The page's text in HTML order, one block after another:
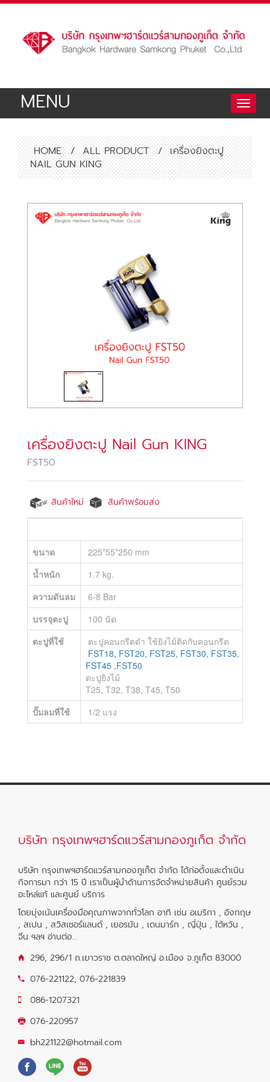
Toggle
MENU
HOME / ALL PRODUCT / เครื่องยิงตะปู
NAIL GUN KING
เครื่องยิงตะปู Nail Gun KING
FST50
สินค้าใหม่ สินค้าพร้อมส่ง
ขนาด
225*55*250 mm
น้ำหนัก
1.7 kg.
ความดันลม
6-8 Bar
บรรจุตะปู
100 นัด
ตะปูที่ใช้
ตะปูคอนกรีตดำ ใช้ยิงไม้ติดกับคอนกรีต
FST18, FST20, FST25, FST30, FST35, FST40,
FST45 ,FST50
ตะปูยิงไม้
T25, T32, T38, T45, T50
ปั๊มลมที่ใช้
1/2 แรง
บริษัท กรุงเทพฯฮาร์ดแวร์สามกองภูเก็ต จำกัด
บริษัท กรุงเทพฯฮาร์ดแวร์สามกองภูเก็ต จำกัด ได้ก่อตั้งและดำเนิน
กิจการมา กว่า 15 ปี เราเป็นผู้นำด้านการจัดจำหน่ายสินค้า ศูนย์รวม
อะไหล่แท้ และศูนย์ บริการ
โดยมุ่งเน้นเครื่องมือคุณภาพจากทั่วโลก อาทิ เช่น อเมริกา , อังกฤษ
, สเปน , สวิสเซอร์แลนด์ , เยอรมัน , เดนมาร์ก , ญี่ปุ่น , ใต้หวัน ,
จีน ฯลฯ อ่านต่อ...
296, 296/1 ถ.เยาวราช ต.ตลาดใหญ่ อ.เมือง จ.ภูเก็ต 83000
076-221122, 076-221839
086-1207321
076-220957
bh221122@hotmail.com